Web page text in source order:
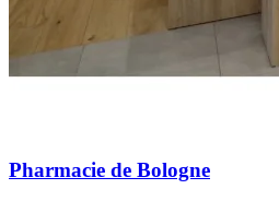
Pharmacie de Bologne